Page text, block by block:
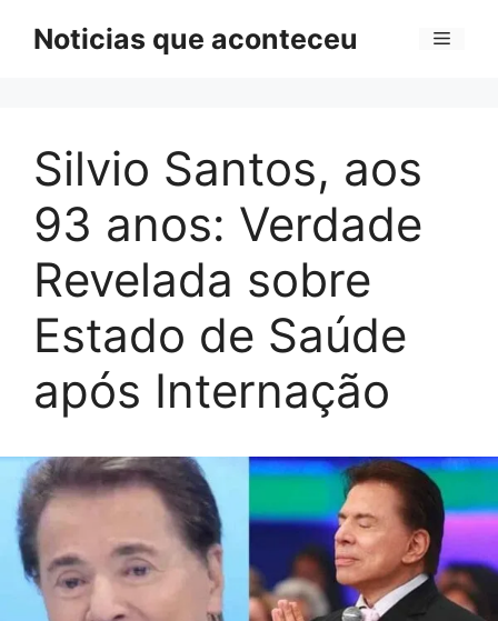
Noticias que aconteceu Menu
Silvio Santos, aos
93 anos: Verdade
Revelada sobre
Estado de Saúde
após Internação